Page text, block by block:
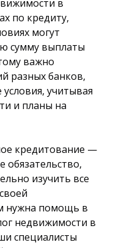
в
по кредиту,
могут
сумму выплаты
важно
разных банков,
учитывая
и планы на
кредитование —
обязательство,
изучить все
нужна помощь в
недвижимости в
специалисты